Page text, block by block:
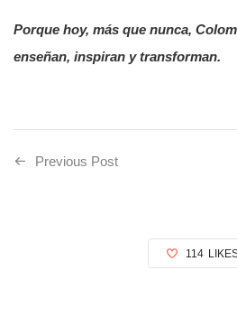
Porque hoy, más que nunca,
enseñan, inspiran y transforman.
Previous Post
114